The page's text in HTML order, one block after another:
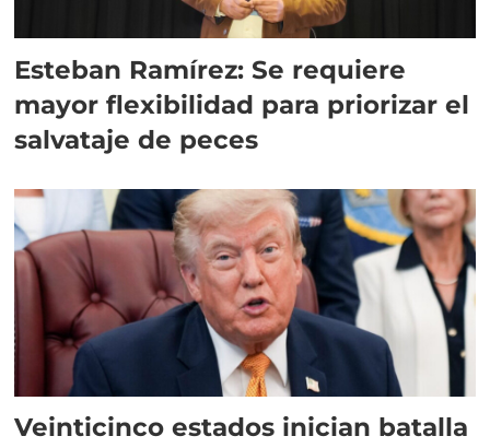
Esteban Ramírez: Se requiere
mayor flexibilidad para priorizar el
salvataje de peces
Veinticinco estados inician batalla